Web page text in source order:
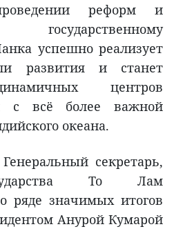
реформ и
успешно реализует
развития и станет
центров
с всё более важной
океана.
секретарь,
То Лам
ряде значимых итогов
Анурой Кумарой